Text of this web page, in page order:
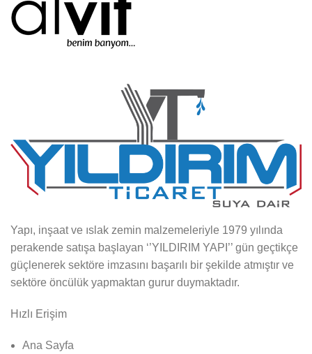
Yapı, inşaat ve ıslak zemin malzemeleriyle 1979 yılında
perakende satışa başlayan ‘’YILDIRIM YAPI’’ gün geçtikçe
güçlenerek sektöre imzasını başarılı bir şekilde atmıştır ve
sektöre öncülük yapmaktan gurur duymaktadır.
Hızlı Erişim
Ana Sayfa